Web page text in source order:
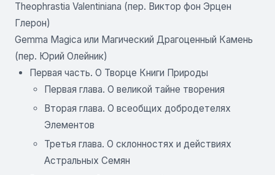
Theophrastia Valentiniana (пер. Виктор фон Эрцен
Глерон)
Gemma Magica или Магический Драгоценный Камень
(пер. Юрий Олейник)
Первая часть. О Творце Книги Природы
Первая глава. О великой тайне творения
Вторая глава. О всеобщих добродетелях
Элементов
Третья глава. О склонностях и действиях
Астральных Семян